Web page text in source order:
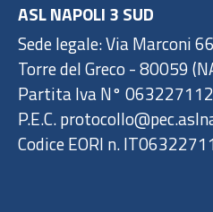
ASL NAPOLI 3 SUD
Sede legale: Via Marconi 66
Torre del Greco - 80059
Partita Iva N°
P.E.C.
Codice EORI n.